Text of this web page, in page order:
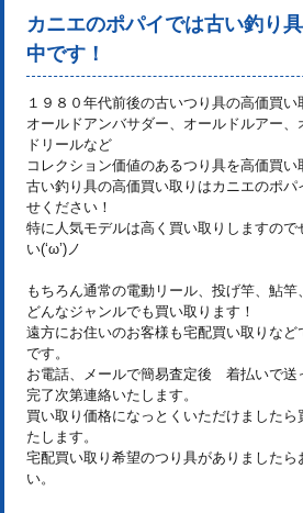
カニエのポパイでは古い釣り
中です！
１９８０年代前後の古いつり具の高価買い
オールドアンバサダー、オールドルアー
ドリールなど
コレクション価値のあるつり具を高価買い
古い釣り具の高価買い取りはカニエのポ
せください！
特に人気モデルは高く買い取りしますので
い(‘ω’)ノ
もちろん通常の電動リール、投げ竿、鮎
どんなジャンルでも買い取ります！
遠方にお住いのお客様も宅配買い取りな
です。
お電話、メールで簡易査定後 着払いで送
完了次第連絡いたします。
買い取り価格になっとくいただけました
たします。
宅配買い取り希望のつり具がありましたら
い。